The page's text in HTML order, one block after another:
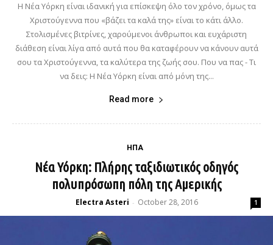
Η Νέα Υόρκη είναι ιδανική για επίσκεψη όλο τον χρόνο, όμως τα
Χριστούγεννα που «βάζει τα καλά της» είναι το κάτι άλλο.
Στολισμένες βιτρίνες, χαρούμενοι άνθρωποι και ευχάριστη
διάθεση είναι λίγα από αυτά που θα καταφέρουν να κάνουν αυτά
σου τα Χριστούγεννα, τα καλύτερα της ζωής σου. Που να πας - Τι
να δεις: Η Νέα Υόρκη είναι από μόνη της...
Read more
ΗΠΑ
Νέα Υόρκη: Πλήρης ταξιδιωτικός οδηγός
πολυπρόσωπη πόλη της Αμερικής
Electra Asteri - October 28, 2016 1